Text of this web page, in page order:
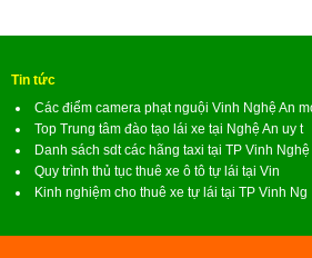
Tin tức
Các điểm camera phạt nguội Vinh Nghệ An
Top Trung tâm đào tạo lái xe tại Nghệ An uy t
Danh sách sdt các hãng taxi tại TP Vinh Nghệ
Quy trình thủ tục thuê xe ô tô tự lái tại Vin
Kinh nghiệm cho thuê xe tự lái tại TP Vinh Ng